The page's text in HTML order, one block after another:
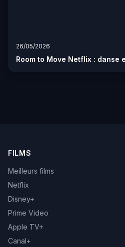
26/05/2026
Room to Move Netflix : danse
FILMS
Meilleurs films
Netflix
Disney+
Prime Video
Apple TV+
Canal+